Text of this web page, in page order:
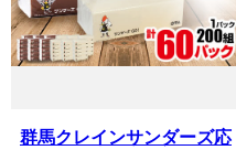
群馬クレインサンダーズ応